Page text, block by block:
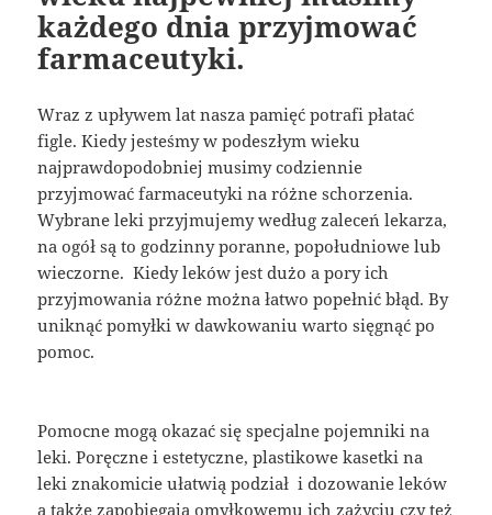
każdego dnia przyjmować
farmaceutyki.
Wraz z upływem lat nasza pamięć potrafi płatać
figle. Kiedy jesteśmy w podeszłym wieku
najprawdopodobniej musimy codziennie
przyjmować farmaceutyki na różne schorzenia.
Wybrane leki przyjmujemy według zaleceń lekarza,
na ogół są to godzinny poranne, popołudniowe lub
wieczorne. Kiedy leków jest dużo a pory ich
przyjmowania różne można łatwo popełnić błąd. By
uniknąć pomyłki w dawkowaniu warto sięgnąć po
pomoc.
Pomocne mogą okazać się specjalne pojemniki na
leki. Poręczne i estetyczne, plastikowe kasetki na
leki znakomicie ułatwią podział i dozowanie leków
a także zapobiegają omyłkowemu ich zażyciu czy też